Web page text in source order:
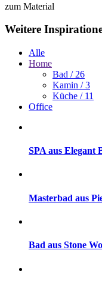
zum Material
Weitere
Alle
Home
Bad / 26
Kamin / 3
Küche / 11
Office
SPA aus Elegant
Masterbad aus
Bad aus Stone